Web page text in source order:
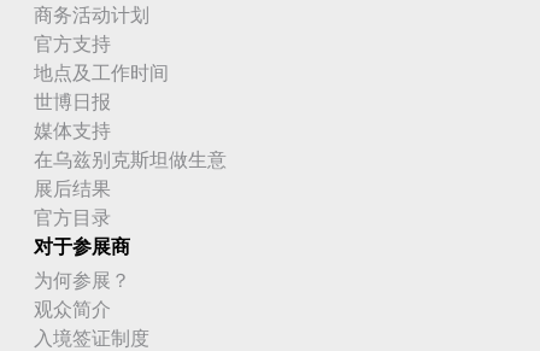
商务活动计划
官方支持
地点及工作时间
世博日报
媒体支持
在乌兹别克斯坦做生意
展后结果
官方目录
对于参展商
为何参展？
观众简介
入境签证制度